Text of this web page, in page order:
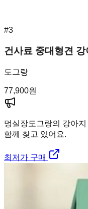
#3
건사료 중대형견
도그랑
77,900원
멍실장도그랑의 강아
함께 찾고 있어요.
최저가 구매